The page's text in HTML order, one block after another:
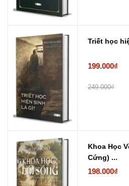
Triết học
199.000₫
249.000₫
Khoa Học
Cứng) ...
198.000₫